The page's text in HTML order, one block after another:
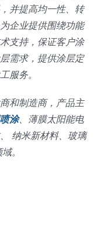
并提高均一性、转
企业提供围绕功能
支持，保证客户涂
需求，提供涂层定
服务。
和制造商，产品主
涂、薄膜太阳能电
纳米新材料、玻璃
。